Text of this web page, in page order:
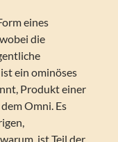
eines
die
ein ominöses
Produkt einer
Omni. Es
ist Teil der